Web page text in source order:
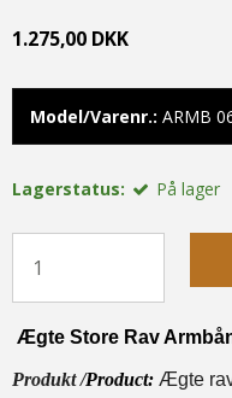
1.275,00 DKK
Model/Varenr.: ARMB
Lagerstatus: På lager
Ægte Store Rav
Produkt /Product: Ægte